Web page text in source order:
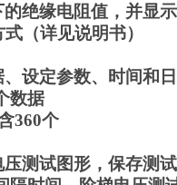
绝缘电阻值，并显
（详见说明书）
设定参数、时间和
数据
360个
测试图形，保存测